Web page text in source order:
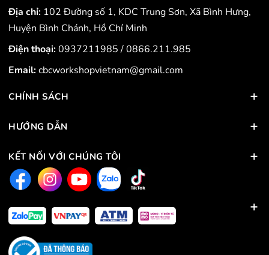
Địa chỉ: 102 Đường số 1, KDC Trung Sơn, Xã Bình Hưng,
Huyện Bình Chánh, Hồ Chí Minh
Điện thoại:0937211985/0866.211.985
Email:cbcworkshopvietnam@gmail.com
CHÍNH SÁCH
HƯỚNG DẪN
KẾT NỐI VỚI CHÚNG TÔI